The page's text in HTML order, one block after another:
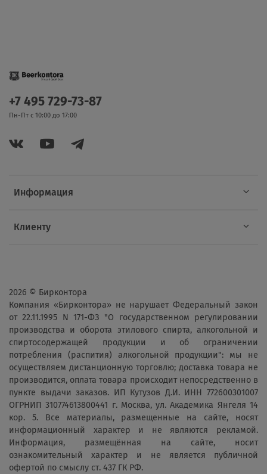
Информация
Клиенту
+7 495 729-73-87
Пн-Пт с 10:00 до 17:00
2026 © Бирконтора
Компания «Бирконтора» не нарушает Федеральный закон
от 22.11.1995 N 171-ФЗ "О государственном регулировании
производства и оборота этилового спирта, алкогольной и
спиртосодержащей продукции и об ограничении
потребления (распития) алкогольной продукции": мы не
осуществляем дистанционную торговлю; доставка товара не
производится, оплата товара происходит непосредственно в
пункте выдачи заказов. ИП Кутузов Д.И. ИНН 772600301007
ОГРНИП 310774613800441 г. Москва, ул. Академика Янгеля 14
кор. 5. Все материалы, размещенные на сайте, носят
информационный характер и не являются рекламой.
Информация, размещённая на сайте, носит
ознакомительный характер и не является публичной
офертой по смыслу ст. 437 ГК РФ.